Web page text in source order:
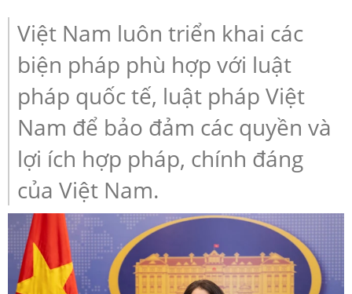
Việt Nam luôn triển khai các
biện pháp phù hợp với luật
pháp quốc tế, luật pháp Việt
Nam để bảo đảm các quyền và
lợi ích hợp pháp, chính đáng
của Việt Nam.